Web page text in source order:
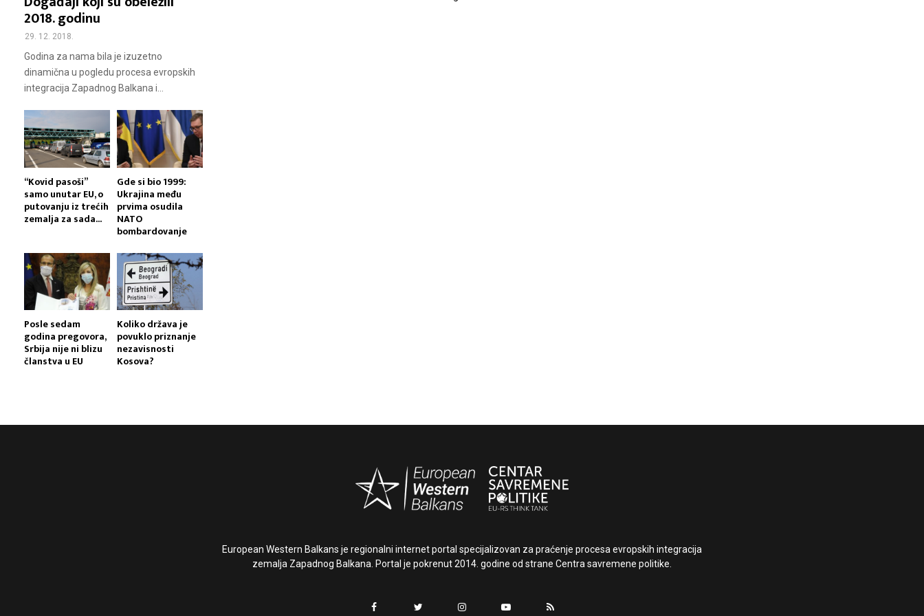
2018. godinu
29. 12. 2018.
Godina za nama bila je izuzetno
dinamična u pogledu procesa evropskih
integracija Zapadnog Balkana i...
“Kovid pasoši”
samo unutar EU, o
putovanju iz trećih
zemalja za sada...
Gde si bio 1999:
Ukrajina među
prvima osudila
NATO
bombardovanje
Posle sedam
godina pregovora,
Srbija nije ni blizu
članstva u EU
Koliko država je
povuklo priznanje
nezavisnosti
Kosova?
European Western Balkans je regionalni internet portal specijalizovan za praćenje procesa evropskih integracija
zemalja Zapadnog Balkana. Portal je pokrenut 2014. godine od strane Centra savremene politike.